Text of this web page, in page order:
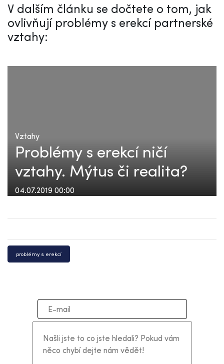
V dalším článku se dočtete o tom, jak
ovlivňují problémy s erekcí partnerské
vztahy:
Vztahy
Problémy s erekcí ničí
vztahy. Mýtus či realita?
04.07.2019 00:00
problémy s erekcí